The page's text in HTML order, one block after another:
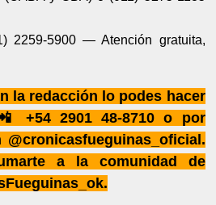
2259-5900 — Atención gratuita,
la redacción lo podes hacer
+54 2901 48-8710 o por
@cronicasfueguinas_oficial.
a la comunidad de